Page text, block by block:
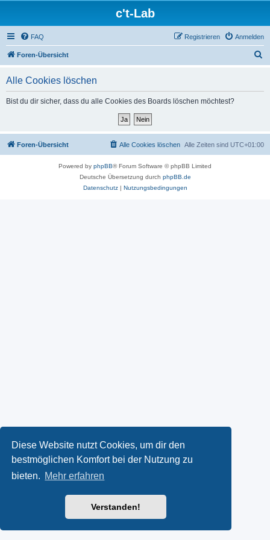
Diese Website nutzt Cookies, um dir den
bestmöglichen Komfort bei der Nutzung zu
bieten. Mehr erfahren
Verstanden!
c't-Lab
FAQ Anmelden
Registrieren
Foren-Übersicht
Alle Cookies löschen
Bist du dir sicher, dass du alle Cookies des Boards löschen möchtest?
Foren-Übersicht Alle Zeiten sind UTC+01:00
Alle Cookies löschen
Powered by phpBB® Forum Software © phpBB Limited
Deutsche Übersetzung durch phpBB.de
Datenschutz| Nutzungsbedingungen